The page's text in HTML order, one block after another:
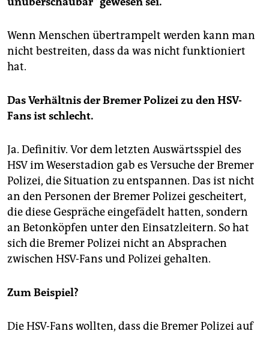
Wenn Menschen übertrampelt werden kann man
nicht bestreiten, dass da was nicht funktioniert
hat.
Das Verhältnis der Bremer Polizei zu den HSV-
Fans ist schlecht.
Ja. Definitiv. Vor dem letzten Auswärtsspiel des
HSV im Weserstadion gab es Versuche der Bremer
Polizei, die Situation zu entspannen. Das ist nicht
an den Personen der Bremer Polizei gescheitert,
die diese Gespräche eingefädelt hatten, sondern
an Betonköpfen unter den Einsatzleitern. So hat
sich die Bremer Polizei nicht an Absprachen
zwischen HSV-Fans und Polizei gehalten.
Zum Beispiel?
Die HSV-Fans wollten, dass die Bremer Polizei auf